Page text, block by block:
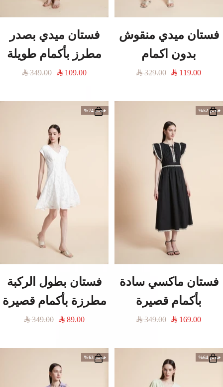
فستان ميدي منقوش
بدون اكمام
السعر
119.00
السعر
329.00
فستان ميدي بصدر
مطرز بأكمام طويلة
السعر
109.00
السعر
349.00
خصم 52%
فستان ماكسي سادة
بأكمام قصيرة
السعر
169.00
السعر
349.00
خصم 74%
فستان بطول الركبة
مطرزة بأكمام قصيرة
السعر
89.00
السعر
349.00
خصم 64% خصم 63%